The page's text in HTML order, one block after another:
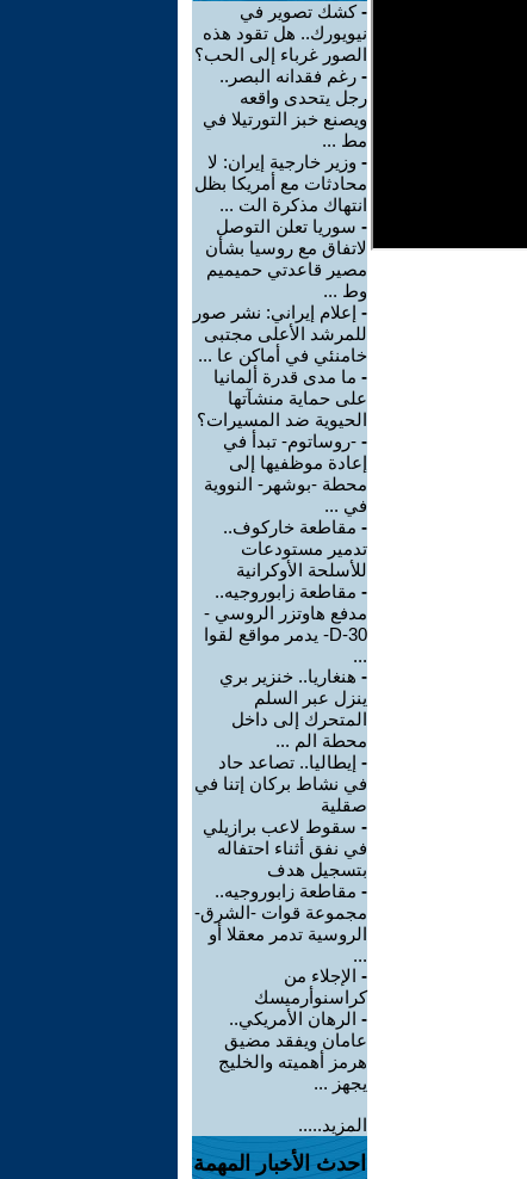
-كشك تصوير في
نيويورك.. هل تقود هذه
الصور غرباء إلى الحب؟
- رغم فقدانه البصر..
رجل يتحدى واقعه
ويصنع خبز التورتيلا في
مط ...
- وزير خارجية إيران: لا
محادثات مع أمريكا بظل
انتهاك مذكرة الت ...
- سوريا تعلن التوصل
لاتفاق مع روسيا بشأن
مصير قاعدتي حميميم
وط ...
- إعلام إيراني: نشر صور
للمرشد الأعلى مجتبى
خامنئي في أماكن عا ...
- ما مدى قدرة ألمانيا
على حماية منشآتها
الحيوية ضد المسيرات؟
- -روساتوم- تبدأ في
إعادة موظفيها إلى
محطة -بوشهر- النووية
في ...
- مقاطعة خاركوف..
تدمير مستودعات
للأسلحة الأوكرانية
- مقاطعة زابوروجيه..
مدفع هاوتزر الروسي -
D-30- يدمر مواقع لقوا
...
- هنغاريا.. خنزير بري
ينزل عبر السلم
المتحرك إلى داخل
محطة الم ...
- إيطاليا.. تصاعد حاد
في نشاط بركان إتنا في
صقلية
- سقوط لاعب برازيلي
في نفق أثناء احتفاله
بتسجيل هدف
- مقاطعة زابوروجيه..
مجموعة قوات -الشرق-
الروسية تدمر معقلا أو
...
- الإجلاء من
كراسنوأرميسك
- الرهان الأمريكي..
عامان ويفقد مضيق
هرمز أهميته والخليج
يجهز ...
المزيد.....
احدث الأخبار المهمة